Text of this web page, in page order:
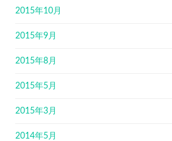
2015年10月
2015年9月
2015年8月
2015年5月
2015年3月
2014年5月